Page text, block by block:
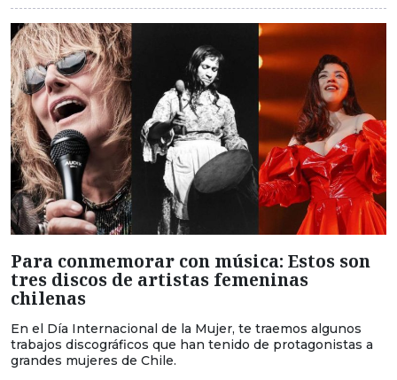
Para conmemorar con música: Estos son
tres discos de artistas femeninas
chilenas
En el Día Internacional de la Mujer, te traemos algunos
trabajos discográficos que han tenido de protagonistas a
grandes mujeres de Chile.